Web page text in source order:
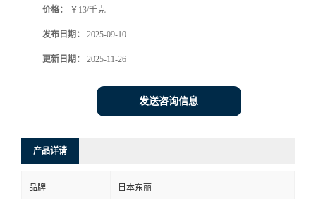
价格： ￥13/千克
发布日期： 2025-09-10
更新日期： 2025-11-26
发送咨询信息
产品详请
品牌 日本东丽